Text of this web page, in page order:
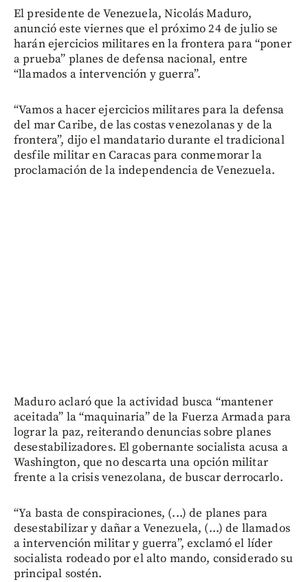
El presidente de Venezuela, Nicolás Maduro,
anunció este viernes que el próximo 24 de julio se
harán ejercicios militares en la frontera para “poner
a prueba” planes de defensa nacional, entre
“llamados a intervención y guerra”.
“Vamos a hacer ejercicios militares para la defensa
del mar Caribe, de las costas venezolanas y de la
frontera”, dijo el mandatario durante el tradicional
desfile militar en Caracas para conmemorar la
proclamación de la independencia de Venezuela.
Maduro aclaró que la actividad busca “mantener
aceitada” la “maquinaria” de la Fuerza Armada para
lograr la paz, reiterando denuncias sobre planes
desestabilizadores. El gobernante socialista acusa a
Washington, que no descarta una opción militar
frente a la crisis venezolana, de buscar derrocarlo.
“Ya basta de conspiraciones, (...) de planes para
desestabilizar y dañar a Venezuela, (...) de llamados
a intervención militar y guerra”, exclamó el líder
socialista rodeado por el alto mando, considerado su
principal sostén.